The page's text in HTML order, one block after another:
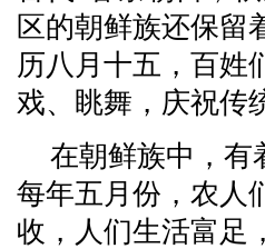
区的朝鲜族还保留
历八月十五，百姓
戏、眺舞，庆祝传
在朝鲜族中，有
每年五月份，农人
收，人们生活富足